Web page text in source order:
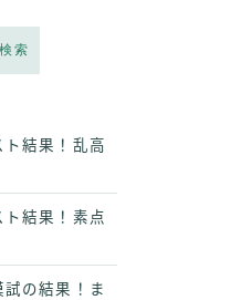
検索
ト結果！乱高
ト結果！素点
試の結果！ま